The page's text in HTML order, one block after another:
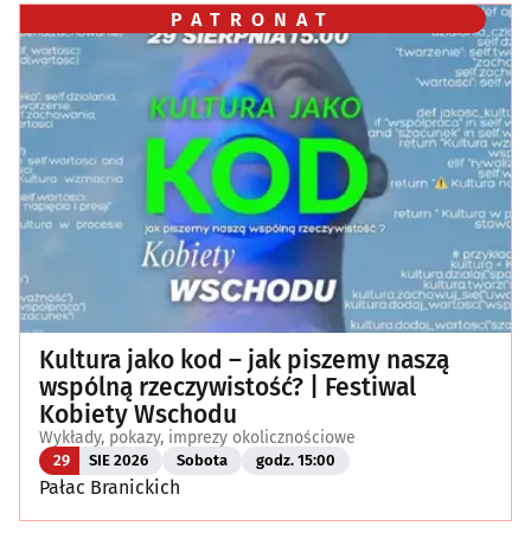
PATRONAT
Kultura jako kod – jak piszemy naszą
wspólną rzeczywistość? | Festiwal
Kobiety Wschodu
Wykłady, pokazy, imprezy okolicznościowe
29 SIE 2026 Sobota godz. 15:00
Pałac Branickich